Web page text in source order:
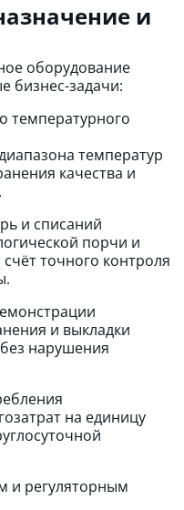
и
оборудование
бизнес-задачи:
температурного
температур
качества и
и списаний
порчи и
точного контроля
и выкладки
нарушения
на единицу
и регуляторным